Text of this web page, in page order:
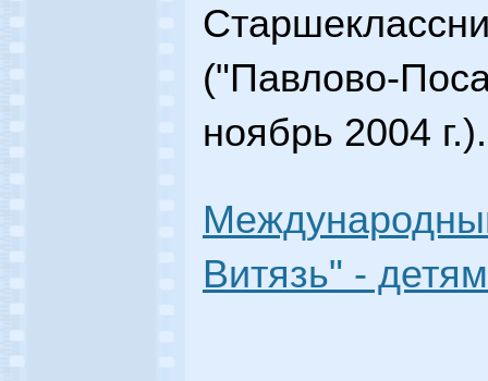
("Павлово-
ноябрь 2004 г.).
Витязь" -